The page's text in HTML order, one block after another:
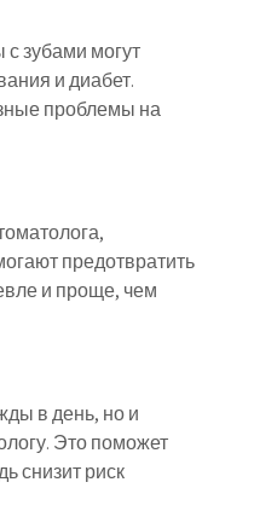
зубами могут
и диабет.
проблемы на
предотвратить
и проще, чем
в день, но и
Это поможет
снизит риск